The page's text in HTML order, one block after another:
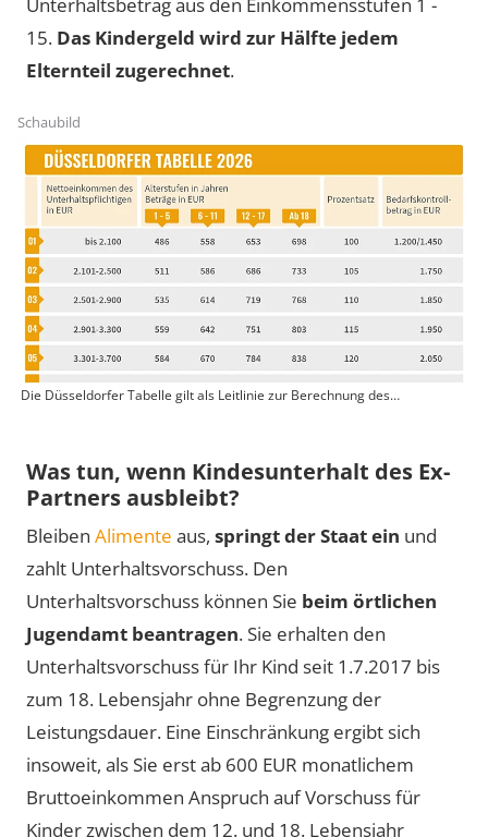
Schaubild
Die Düsseldorfer Tabelle gilt als Leitlinie zur Berechnung des
15. Das Kindergeld wird zur Hälfte jedem
Elternteil zugerechnet.
Was tun, wenn Kindesunterhalt des Ex-
Partners ausbleibt?
Bleiben Alimente aus, springt der Staat ein und
zahlt Unterhaltsvorschuss. Den
Unterhaltsvorschuss können Sie beim örtlichen
Jugendamt beantragen. Sie erhalten den
Unterhaltsvorschuss für Ihr Kind seit 1.7.2017 bis
zum 18. Lebensjahr ohne Begrenzung der
Leistungsdauer. Eine Einschränkung ergibt sich
insoweit, als Sie erst ab 600 EUR monatlichem
Bruttoeinkommen Anspruch auf Vorschuss für
Kinder zwischen dem 12. und 18. Lebensjahr